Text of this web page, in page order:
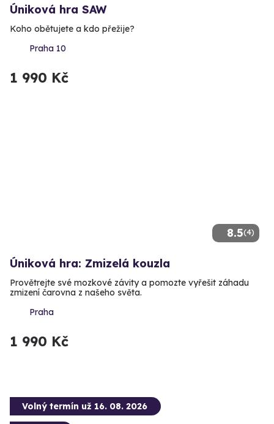
Úniková hra SAW
Koho obětujete a kdo přežije?
Praha 10
1 990 Kč
8.5(4)
Úniková hra: Zmizelá kouzla
Provětrejte své mozkové závity a pomozte vyřešit záhadu
zmizení čarovna z našeho světa.
Praha
1 990 Kč
Volný termín už 16. 08. 2026